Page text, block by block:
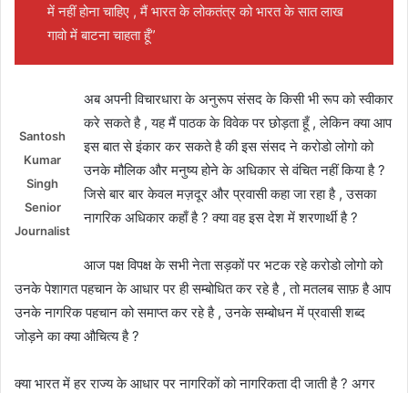
में नहीं होना चाहिए , मैं भारत के लोकतंत्र को भारत के सात लाख
गावो में बाटना चाहता हूँ”
Santosh
Kumar
Singh
Senior
Journalist
अब अपनी विचारधारा के अनुरूप संसद के किसी भी रूप को स्वीकार
करे सकते है , यह मैं पाठक के विवेक पर छोड़ता हूँ , लेकिन क्या आप
इस बात से इंकार कर सकते है की इस संसद ने करोडो लोगो को
उनके मौलिक और मनुष्य होने के अधिकार से वंचित नहीं किया है ?
जिसे बार बार केवल मज़दूर और प्रवासी कहा जा रहा है , उसका
नागरिक अधिकार कहाँ है ? क्या वह इस देश में शरणार्थी है ?
आज पक्ष विपक्ष के सभी नेता सड़कों पर भटक रहे करोडो लोगो को
उनके पेशागत पहचान के आधार पर ही सम्बोधित कर रहे है , तो मतलब साफ़ है आप
उनके नागरिक पहचान को समाप्त कर रहे है , उनके सम्बोधन में प्रवासी शब्द
जोड़ने का क्या औचित्य है ?
क्या भारत में हर राज्य के आधार पर नागरिकों को नागरिकता दी जाती है ? अगर